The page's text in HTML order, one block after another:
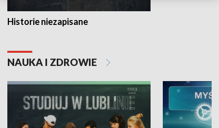
Historie niezapisane
NAUKA I ZDROWIE